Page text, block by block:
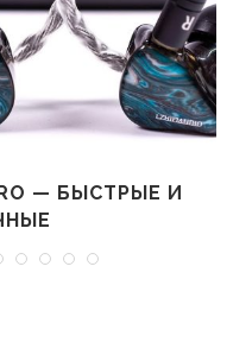
— БЫСТРЫЕ И